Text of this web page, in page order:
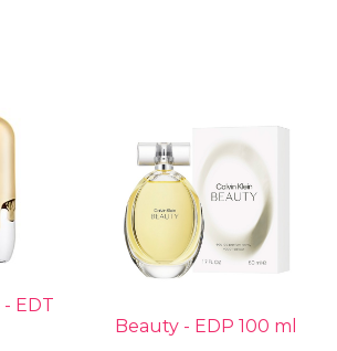
EDT
Beauty - EDP 100 ml